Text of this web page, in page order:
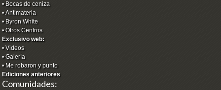
• Bocas de ceniza
•Antimateria
• Byron White
•Otros Centros
Exclusivo web:
•Videos
•Galería
• Me robaron y punto
Ediciones anteriores
Comunidades: